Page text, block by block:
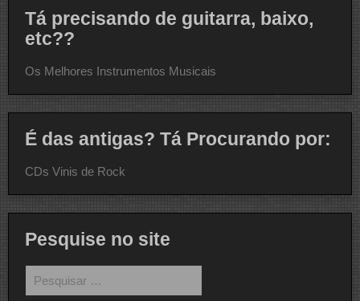
Tá precisando de guitarra, baixo,
etc??
Os Melhores Instrumentos Musicais
É das antigas? Tá Procurando por:
CDs Vinis de Rock
Pesquise no site
por: